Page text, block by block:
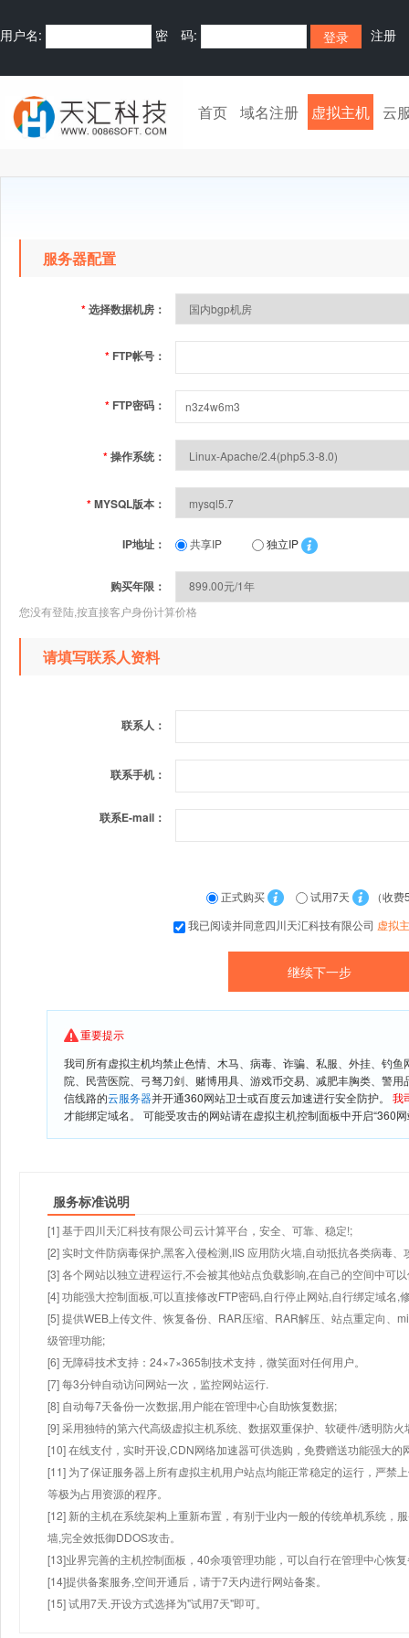
用户名: 密 码: 注册
首页 域名注册 虚拟主机 云
服务器配置
*选择数据机房：
* FTP帐号：
* FTP密码：
*操作系统：
*MYSQL版本：
IP地址： 共享IP 独立IP
购买年限：
您没有登陆,按直接客户身份计算价格
请填写联系人资料
联系人：
联系手机：
联系E-mail：
正式购买 试用7天
（收费
我已阅读并同意四川天汇科技有限公司 虚拟
重要提示
我司所有虚拟主机均禁止色情、木马、病毒、诈骗、私服、外挂、钓
院、民营医院、弓驽刀剑、赌博用具、游戏币交易、减肥丰胸类、警
信线路的云服务器并开通360网站卫士或百度云加速进行安全防护。 我
才能绑定域名。 可能受攻击的网站请在虚拟主机控制面板中开启“360
服务标准说明
[1] 基于四川天汇科技有限公司云计算平台，安全、可靠、稳定!;
[2] 实时文件防病毒保护,黑客入侵检测,IIS 应用防火墙,自动抵抗各类病毒、
[3] 各个网站以独立进程运行,不会被其他站点负载影响,在自己的空间中可
[4] 功能强大控制面板,可以直接修改FTP密码,自行停止网站,自行绑定域名,
[5] 提供WEB上传文件、恢复备份、RAR压缩、RAR解压、站点重定向、
级管理功能;
[6] 无障碍技术支持：24×7×365制技术支持，微笑面对任何用户。
[7] 每3分钟自动访问网站一次，监控网站运行.
[8] 自动每7天备份一次数据,用户能在管理中心自助恢复数据;
[9] 采用独特的第六代高级虚拟主机系统、数据双重保护、软硬件/透明防火
[10] 在线支付，实时开设,CDN网络加速器可供选购，免费赠送功能强大
[11] 为了保证服务器上所有虚拟主机用户站点均能正常稳定的运行，严禁
等极为占用资源的程序。
[12] 新的主机在系统架构上重新布置，有别于业内一般的传统单机系统，
墙,完全效抵御DDOS攻击。
[13]业界完善的主机控制面板，40余项管理功能，可以自行在管理中心恢
[14]提供备案服务,空间开通后，请于7天内进行网站备案。
[15] 试用7天.开设方式选择为"试用7天"即可。